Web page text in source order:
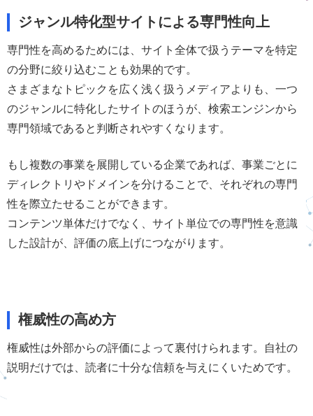
ジャンル特化型サイトによる専門性向上
専門性を高めるためには、サイト全体で扱うテーマを特定
の分野に絞り込むことも効果的です。
さまざまなトピックを広く浅く扱うメディアよりも、一つ
のジャンルに特化したサイトのほうが、検索エンジンから
専門領域であると判断されやすくなります。
もし複数の事業を展開している企業であれば、事業ごとに
ディレクトリやドメインを分けることで、それぞれの専門
性を際立たせることができます。
コンテンツ単体だけでなく、サイト単位での専門性を意識
した設計が、評価の底上げにつながります。
権威性の高め方
権威性は外部からの評価によって裏付けられます。自社の
説明だけでは、読者に十分な信頼を与えにくいためです。